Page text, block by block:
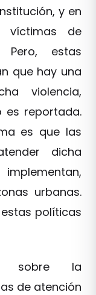
y en
víctimas de
Pero, estas
que hay una
violencia,
es reportada.
es que las
dicha
urbanas.
políticas
sobre la
de atención